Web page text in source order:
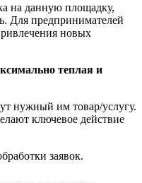
на данную площадку,
Для предпринимателей
новых
теплая и
нужный им товар/услугу.
ключевое действие
заявок.